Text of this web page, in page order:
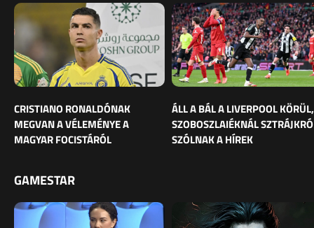
CRISTIANO RONALDÓNAK
MEGVAN A VÉLEMÉNYE A
MAGYAR FOCISTÁRÓL
ÁLL A BÁL A LIVERPOOL KÖRÜL,
SZOBOSZLAIÉKNÁL
SZÓLNAK A HÍREK
GAMESTAR